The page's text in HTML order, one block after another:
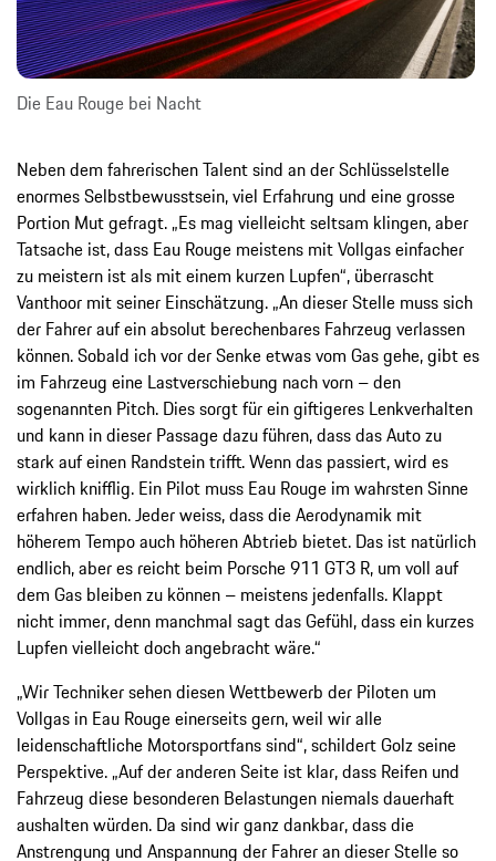
Die Eau Rouge bei Nacht
Neben dem fahrerischen Talent sind an der Schlüsselstelle
enormes Selbstbewusstsein, viel Erfahrung und eine grosse
Portion Mut gefragt. „Es mag vielleicht seltsam klingen, aber
Tatsache ist, dass Eau Rouge meistens mit Vollgas einfacher
zu meistern ist als mit einem kurzen Lupfen“, überrascht
Vanthoor mit seiner Einschätzung. „An dieser Stelle muss sich
der Fahrer auf ein absolut berechenbares Fahrzeug verlassen
können. Sobald ich vor der Senke etwas vom Gas gehe, gibt es
im Fahrzeug eine Lastverschiebung nach vorn – den
sogenannten Pitch. Dies sorgt für ein giftigeres Lenkverhalten
und kann in dieser Passage dazu führen, dass das Auto zu
stark auf einen Randstein trifft. Wenn das passiert, wird es
wirklich knifflig. Ein Pilot muss Eau Rouge im wahrsten Sinne
erfahren haben. Jeder weiss, dass die Aerodynamik mit
höherem Tempo auch höheren Abtrieb bietet. Das ist natürlich
endlich, aber es reicht beim Porsche 911 GT3 R, um voll auf
dem Gas bleiben zu können – meistens jedenfalls. Klappt
nicht immer, denn manchmal sagt das Gefühl, dass ein kurzes
Lupfen vielleicht doch angebracht wäre.“
„Wir Techniker sehen diesen Wettbewerb der Piloten um
Vollgas in Eau Rouge einerseits gern, weil wir alle
leidenschaftliche Motorsportfans sind“, schildert Golz seine
Perspektive. „Auf der anderen Seite ist klar, dass Reifen und
Fahrzeug diese besonderen Belastungen niemals dauerhaft
aushalten würden. Da sind wir ganz dankbar, dass die
Anstrengung und Anspannung der Fahrer an dieser Stelle so